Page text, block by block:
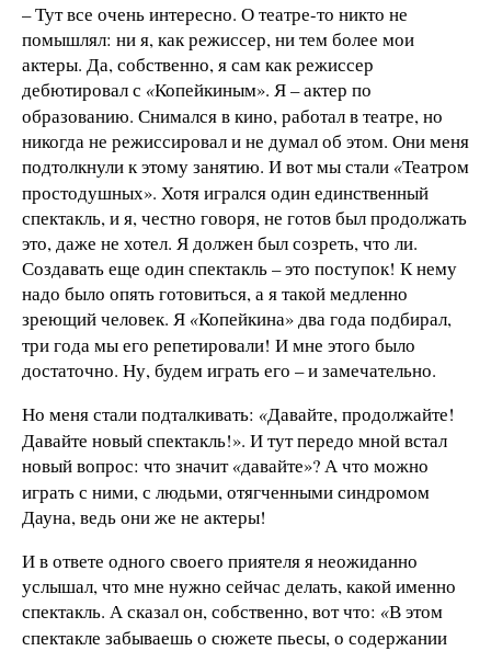
– Тут все очень интересно. О театре-то никто не
помышлял: ни я, как режиссер, ни тем более мои
актеры. Да, собственно, я сам как режиссер
дебютировал с «Копейкиным». Я – актер по
образованию. Снимался в кино, работал в театре, но
никогда не режиссировал и не думал об этом. Они меня
подтолкнули к этому занятию. И вот мы стали «Театром
простодушных». Хотя игрался один единственный
спектакль, и я, честно говоря, не готов был продолжать
это, даже не хотел. Я должен был созреть, что ли.
Создавать еще один спектакль – это поступок! К нему
надо было опять готовиться, а я такой медленно
зреющий человек. Я «Копейкина» два года подбирал,
три года мы его репетировали! И мне этого было
достаточно. Ну, будем играть его – и замечательно.
Но меня стали подталкивать: «Давайте, продолжайте!
Давайте новый спектакль!». И тут передо мной встал
новый вопрос: что значит «давайте»? А что можно
играть с ними, с людьми, отягченными синдромом
Дауна, ведь они же не актеры!
И в ответе одного своего приятеля я неожиданно
услышал, что мне нужно сейчас делать, какой именно
спектакль. А сказал он, собственно, вот что: «В этом
спектакле забываешь о сюжете пьесы, о содержании